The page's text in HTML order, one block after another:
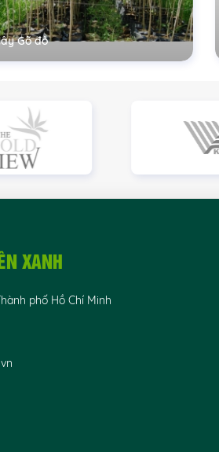
Gõ đỏ
XANH
phố Hồ Chí Minh